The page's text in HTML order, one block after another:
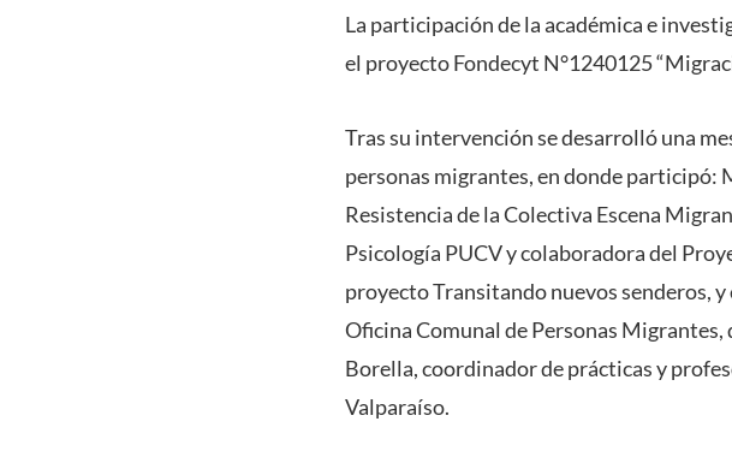
La participación de la académica e
el proyecto Fondecyt N°1240125
Tras su intervención se desarrolló una
personas migrantes, en donde participó:
Resistencia de la Colectiva Escena
Psicología PUCV y colaboradora del
proyecto Transitando nuevos senderos,
Oficina Comunal de Personas
Borella, coordinador de prácticas y
Valparaíso.